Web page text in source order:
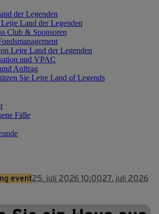
der Legenden
Land der Legenden
Club & Sponsoren
Lejre Land der Legenden
und VPAC
Auftrag
Sie Lejre Land of Legends
Fälle
event25. juli 2026 10:0027. juli 2026